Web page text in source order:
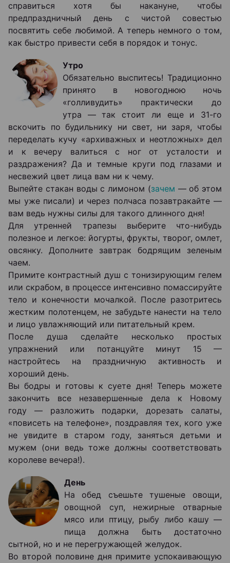
справиться хотя бы накануне, чтобы
предпраздничный день с чистой совестью
посвятить себе любимой. А теперь немного о том,
как быстро привести себя в порядок и тонус.
Утро
Обязательно выспитесь! Традиционно
принято в новогоднюю ночь
«голливудить» практически до
утра — так стоит ли еще и 31-го
вскочить по будильнику ни свет, ни заря, чтобы
переделать кучу «архиважных и неотложных» дел
и к вечеру валиться с ног от усталости и
раздражения? Да и темные круги под глазами и
несвежий цвет лица вам ни к чему.
Выпейте стакан воды с лимоном (зачем — об этом
мы уже писали) и через полчаса позавтракайте —
вам ведь нужны силы для такого длинного дня!
Для утренней трапезы выберите что-нибудь
полезное и легкое: йогурты, фрукты, творог, омлет,
овсянку. Дополните завтрак бодрящим зеленым
чаем.
Примите контрастный душ с тонизирующим гелем
или скрабом, в процессе интенсивно помассируйте
тело и конечности мочалкой. После разотритесь
жестким полотенцем, не забудьте нанести на тело
и лицо увлажняющий или питательный крем.
После душа сделайте несколько простых
упражнений или потанцуйте минут 15 —
настройтесь на праздничную активность и
хороший день.
Вы бодры и готовы к суете дня! Теперь можете
закончить все незавершенные дела к Новому
году — разложить подарки, дорезать салаты,
«повисеть на телефоне», поздравляя тех, кого уже
не увидите в старом году, заняться детьми и
мужем (они ведь тоже должны соответствовать
королеве вечера!).
День
На обед съешьте тушеные овощи,
овощной суп, нежирные отварные
мясо или птицу, рыбу либо кашу —
пища должна быть достаточно
сытной, но и не перегружающей желудок.
Во второй половине дня примите успокаивающую